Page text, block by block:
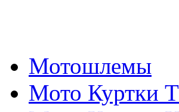
Мотошлемы
Мото Куртки